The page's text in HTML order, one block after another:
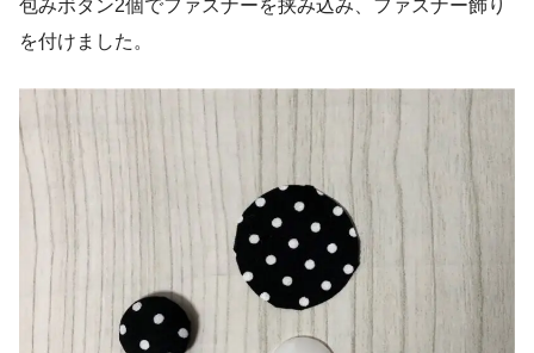
包みボタン2個でファスナーを挟み込み、ファスナー飾り
を付けました。